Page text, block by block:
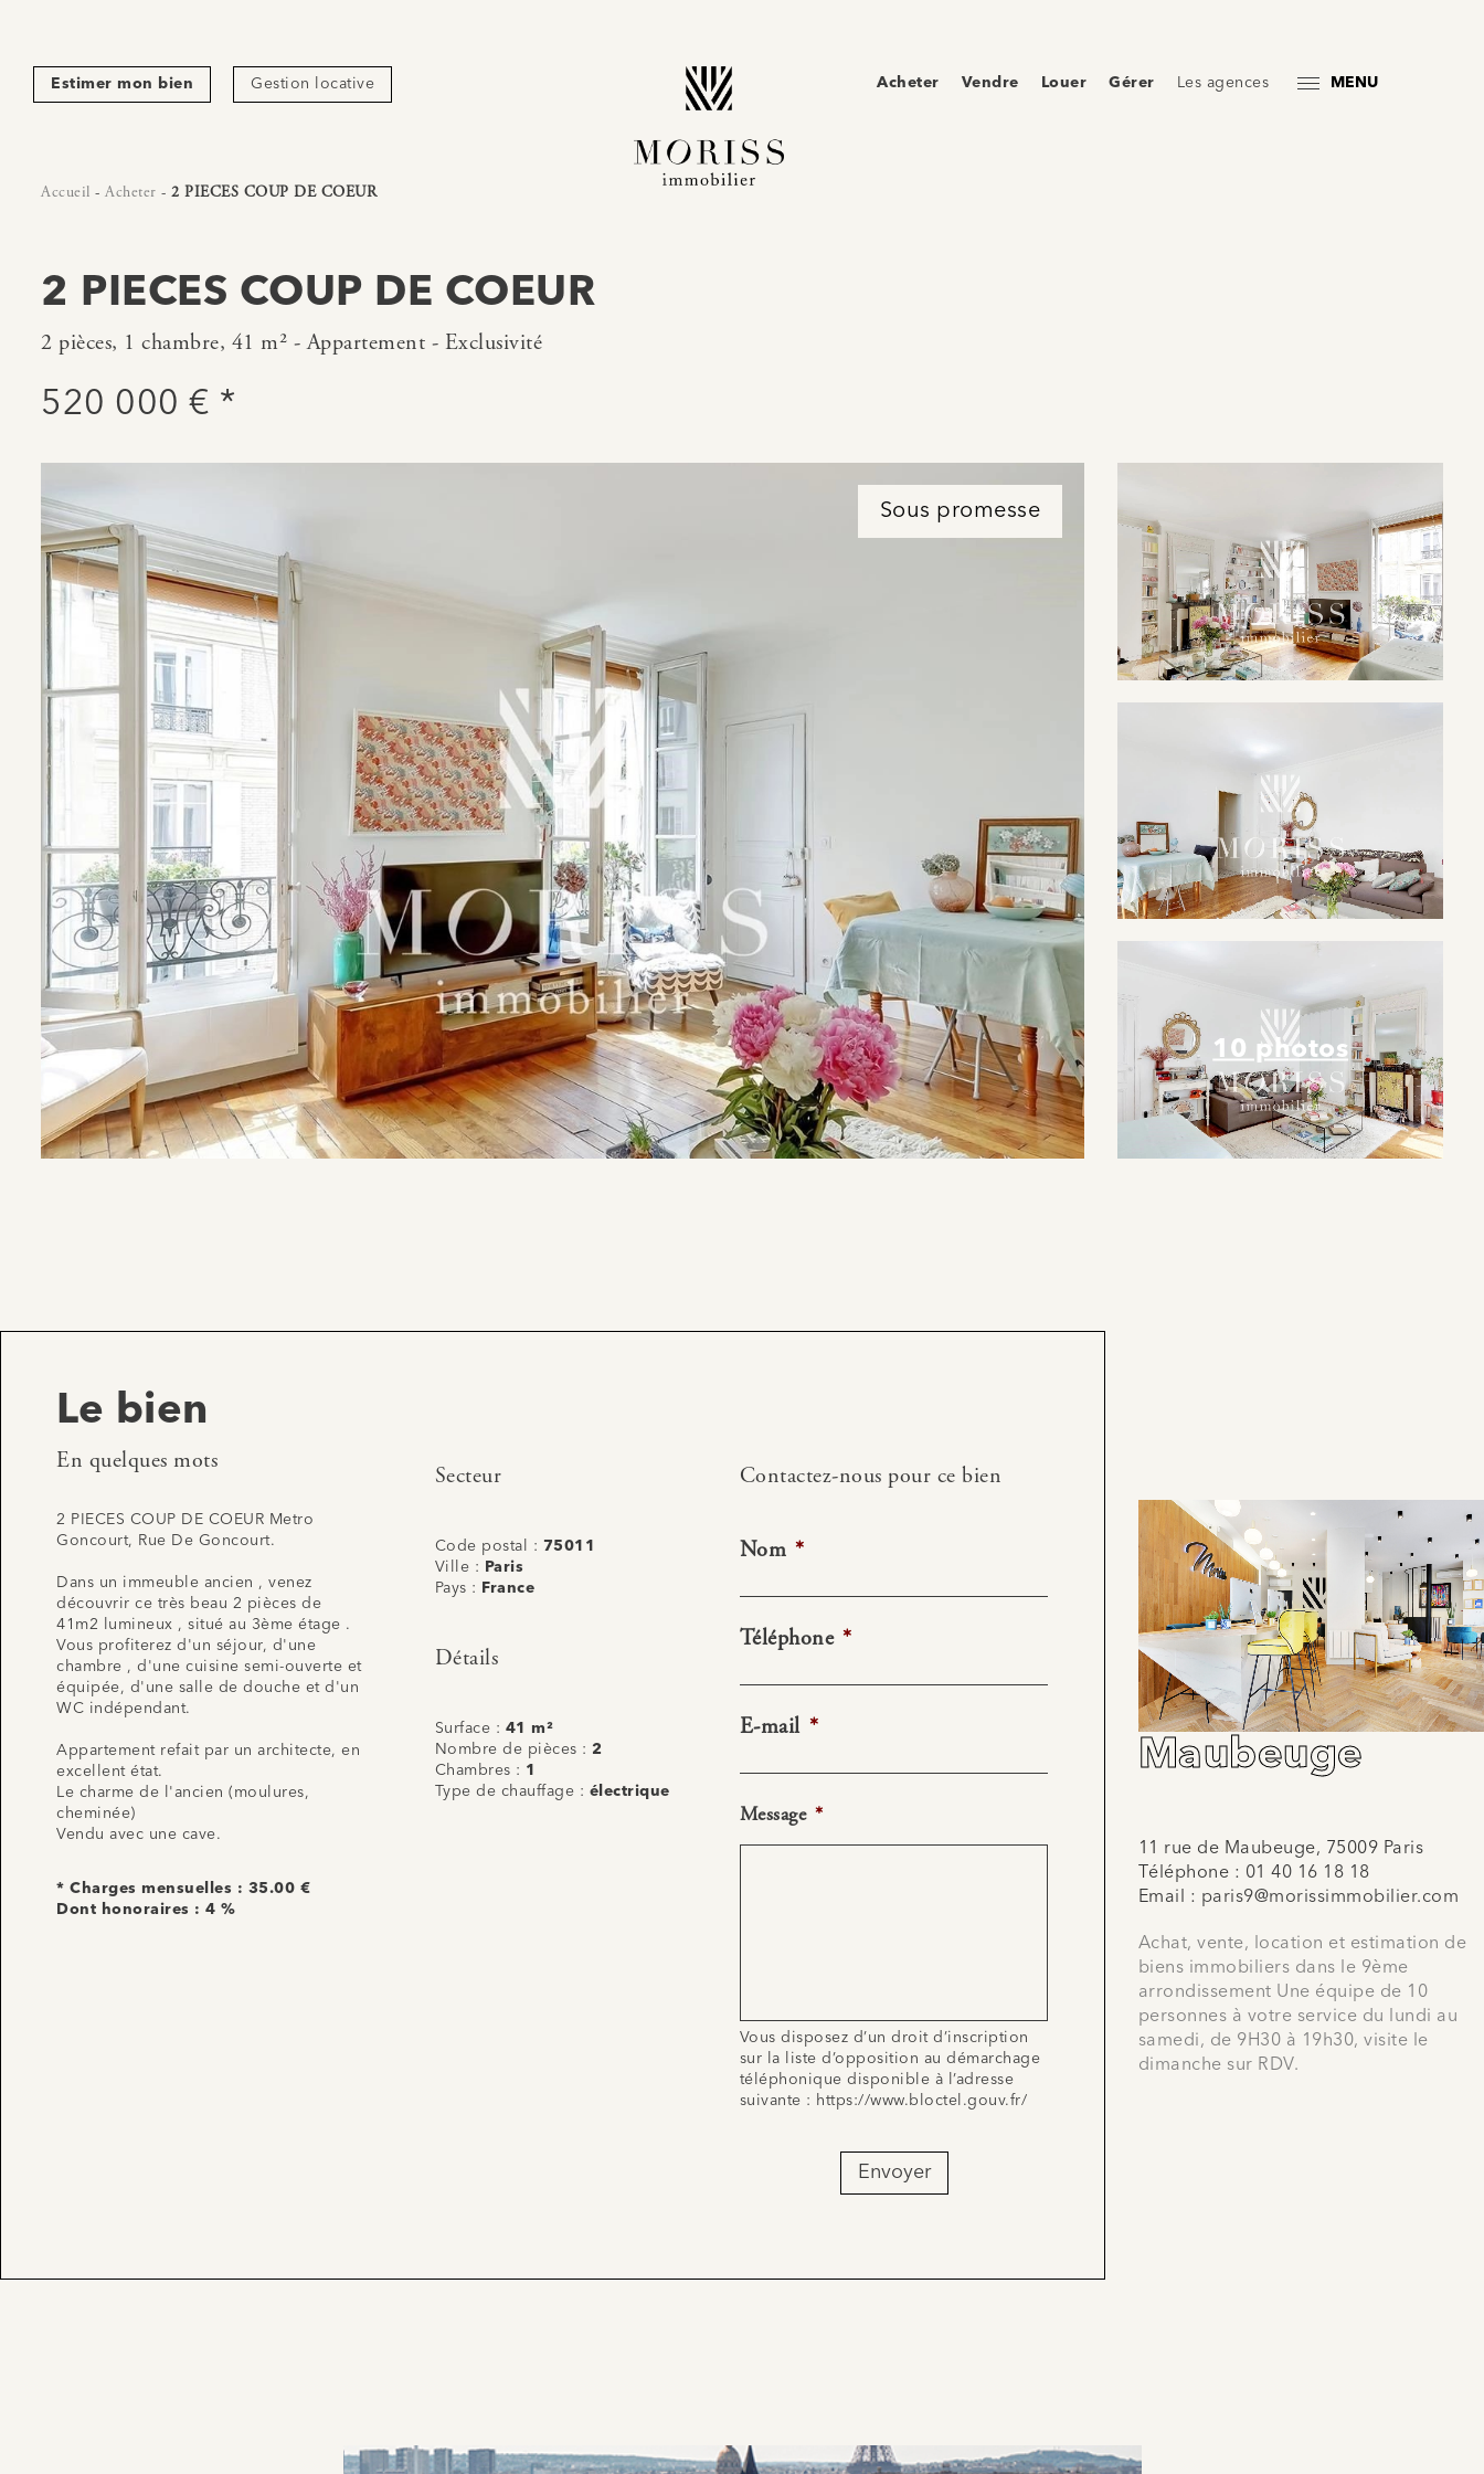
Estimer mon bien Gestion locative Acheter Vendre Louer Gérer Les agences MENU
Accueil - Acheter - 2 PIECES COUP DE COEUR
2 PIECES COUP DE COEUR
2 pièces, 1 chambre, 41 m² - Appartement - Exclusivité
520 000 € *
Sous promesse
10 photos
Le bien
En quelques mots
2 PIECES COUP DE COEUR Metro
Goncourt, Rue De Goncourt.
Dans un immeuble ancien , venez
découvrir ce très beau 2 pièces de
41m2 lumineux , situé au 3ème étage .
Vous profiterez d'un séjour, d'une
chambre , d'une cuisine semi-ouverte et
équipée, d'une salle de douche et d'un
WC indépendant.
Appartement refait par un architecte, en
excellent état.
Le charme de l'ancien (moulures,
cheminée)
Vendu avec une cave.
* Charges mensuelles : 35.00 €
Dont honoraires : 4 %
Secteur
Code postal : 75011
Ville :
Paris
Pays :
France
Détails
Surface : 41 m²
Nombre de pièces : 2
Chambres : 1
Type de chauffage : électrique
Contactez-nous pour ce bien
Nom *
Téléphone *
E-mail *
Message *
Vous disposez d’un droit d’inscription
sur la liste d’opposition au démarchage
téléphonique disponible à l’adresse
suivante : https://www.bloctel.gouv.fr/
Envoyer
Maubeuge
11 rue de Maubeuge, 75009 Paris
Téléphone : 01 40 16 18 18
Email : paris9@morissimmobilier.com
Achat, vente, location et estimation de
biens immobiliers dans le 9ème
arrondissement Une équipe de 10
personnes à votre service du lundi au
samedi, de 9H30 à 19h30, visite le
dimanche sur RDV.